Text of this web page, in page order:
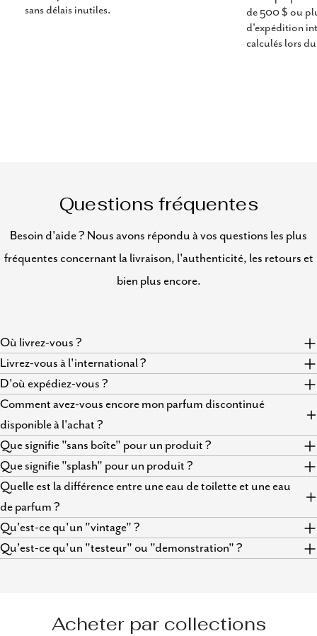
sans délais inutiles.
de 500 $ ou
d'expédition
calculés lors
Questions fréquentes
Besoin d'aide ? Nous avons répondu à vos questions les plus
fréquentes concernant la livraison, l'authenticité, les retours et
bien plus encore.
Où livrez-vous ?
Livrez-vous à l'international ?
D'où expédiez-vous ?
Comment avez-vous encore mon parfum discontinué
disponible à l'achat ?
Que signifie "sans boîte" pour un produit ?
Que signifie "splash" pour un produit ?
Quelle est la différence entre une eau de toilette et une eau
de parfum ?
Qu'est-ce qu'un "vintage" ?
Qu'est-ce qu'un "testeur" ou "demonstration" ?
Acheter par collections